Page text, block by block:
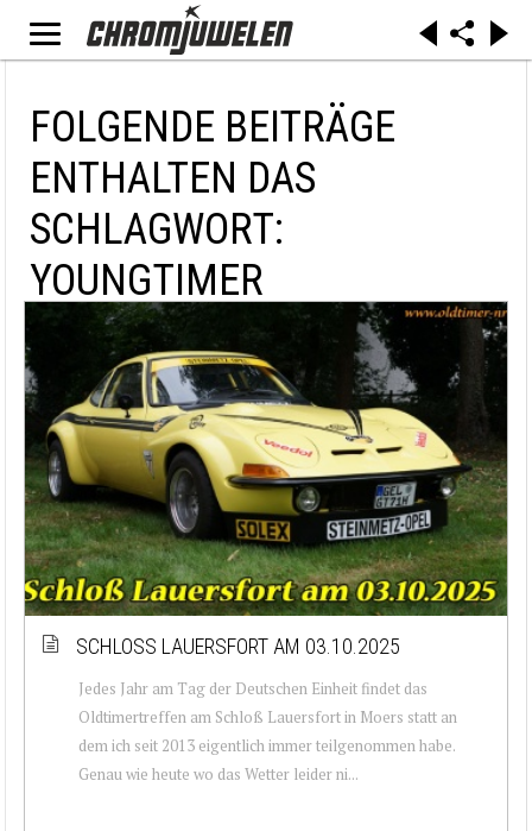
FOLGENDE BEITRÄGE
ENTHALTEN DAS
SCHLAGWORT:
YOUNGTIMER
SCHLOSS LAUERSFORT AM 03.10.2025
Jedes Jahr am Tag der Deutschen Einheit findet das
Oldtimertreffen am Schloß Lauersfort in Moers statt an
dem ich seit 2013 eigentlich immer teilgenommen habe.
Genau wie heute wo das Wetter leider ni...